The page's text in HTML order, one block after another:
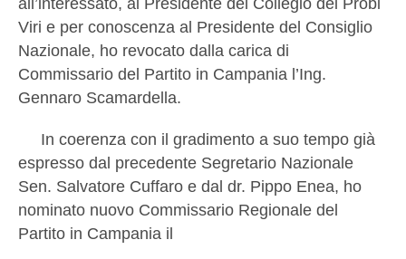
all’interessato, al Presidente del Collegio dei Probi
Viri e per conoscenza al Presidente del Consiglio
Nazionale, ho revocato dalla carica di
Commissario del Partito in Campania l’Ing.
Gennaro Scamardella.
In coerenza con il gradimento a suo tempo già
espresso dal precedente Segretario Nazionale
Sen. Salvatore Cuffaro e dal dr. Pippo Enea, ho
nominato nuovo Commissario Regionale del
Partito in Campania il